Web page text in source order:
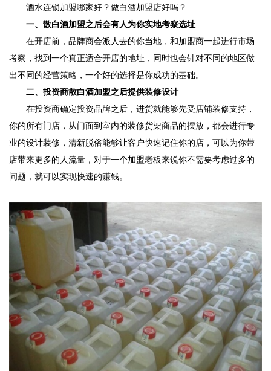
酒水连锁加盟哪家好？做白酒加盟店好吗？
一、散白酒加盟之后会有人为你实地考察选址
在开店前，品牌商会派人去的你当地，和加盟商一起进行市场
考察，找到一个真正适合开店的地址，同时也会针对不同的地区做
出不同的经营策略，一个好的选择是你成功的基础。
二、投资商散白酒加盟之后提供装修设计
在投资商确定投资品牌之后，进货就能够先受店铺装修支持，
你的所有门店，从门面到室内的装修货架商品的摆放，都会进行专
业的设计装修，清新脱俗能够让客户快速记住你的店，可以为你带
店带来更多的人流量，对于一个加盟老板来说你不需要考虑过多的
问题，就可以实现快速的赚钱。